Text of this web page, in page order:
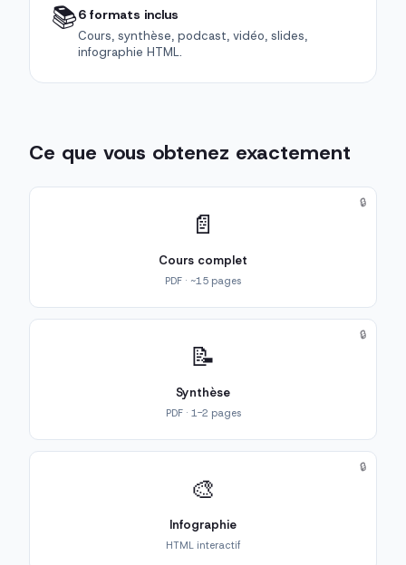
📚6 formats inclus
Cours, synthèse, podcast, vidéo, slides,
infographie HTML.
Ce que vous obtenez exactement
📄
Cours complet
PDF · ~15 pages
🔒
📝
Synthèse
PDF · 1-2 pages
🔒
🎨
Infographie
HTML interactif
🔒